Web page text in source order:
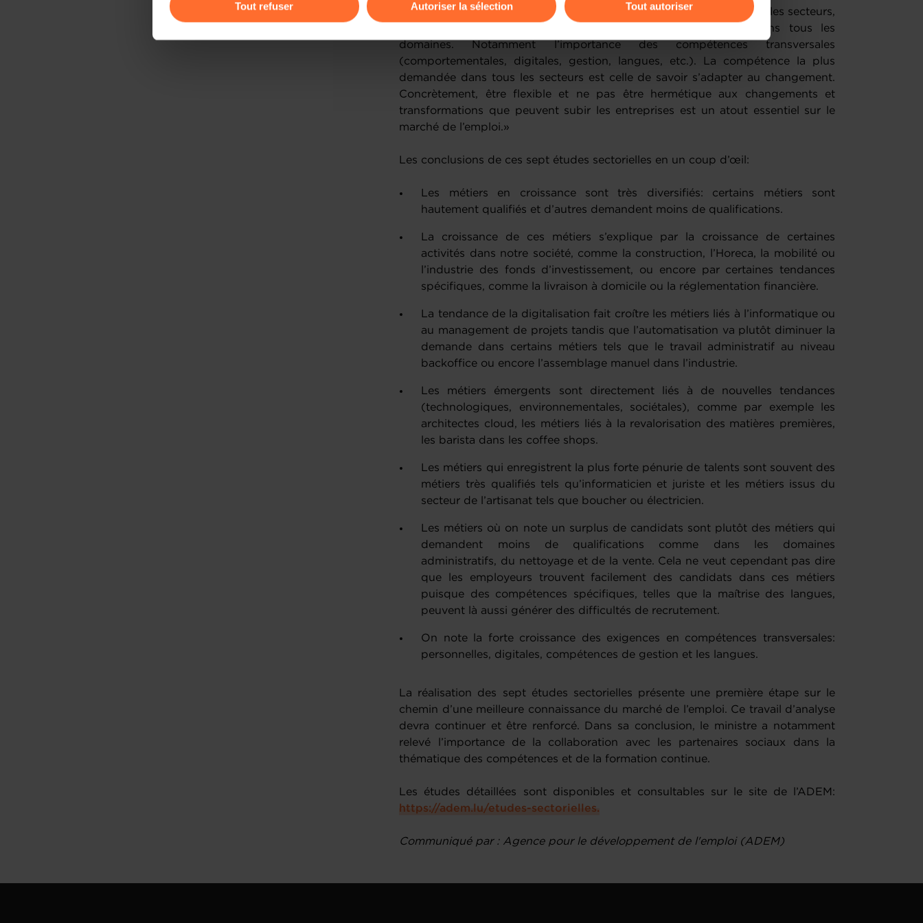
Charte d’usage des cookies et notre Politique de protection des données
Tout refuser Autoriser la sélection Tout autoriser
principaux résultats. «Globalement, une tendance émerge dans tous les secteurs,
celle des exigences en compétences toujours plus élevées dans tous les
domaines. Notamment l’importance des compétences transversales
(comportementales, digitales, gestion, langues, etc.). La compétence la plus
demandée dans tous les secteurs est celle de savoir s’adapter au changement.
Concrètement, être flexible et ne pas être hermétique aux changements et
transformations que peuvent subir les entreprises est un atout essentiel sur le
marché de l’emploi.»
Les conclusions de ces sept études sectorielles en un coup d’œil:
Les métiers en croissance sont très diversifiés: certains métiers sont
hautement qualifiés et d’autres demandent moins de qualifications.
La croissance de ces métiers s’explique par la croissance de certaines
activités dans notre société, comme la construction, l’Horeca, la mobilité ou
l’industrie des fonds d’investissement, ou encore par certaines tendances
spécifiques, comme la livraison à domicile ou la réglementation financière.
La tendance de la digitalisation fait croître les métiers liés à l’informatique ou
au management de projets tandis que l’automatisation va plutôt diminuer la
demande dans certains métiers tels que le travail administratif au niveau
backoffice ou encore l’assemblage manuel dans l’industrie.
Les métiers émergents sont directement liés à de nouvelles tendances
(technologiques, environnementales, sociétales), comme par exemple les
architectes cloud, les métiers liés à la revalorisation des matières premières,
les barista dans les coffee shops.
Les métiers qui enregistrent la plus forte pénurie de talents sont souvent des
métiers très qualifiés tels qu’informaticien et juriste et les métiers issus du
secteur de l’artisanat tels que boucher ou électricien.
Les métiers où on note un surplus de candidats sont plutôt des métiers qui
demandent moins de qualifications comme dans les domaines
administratifs, du nettoyage et de la vente. Cela ne veut cependant pas dire
que les employeurs trouvent facilement des candidats dans ces métiers
puisque des compétences spécifiques, telles que la maîtrise des langues,
peuvent là aussi générer des difficultés de recrutement.
On note la forte croissance des exigences en compétences transversales:
personnelles, digitales, compétences de gestion et les langues.
La réalisation des sept études sectorielles présente une première étape sur le
chemin d’une meilleure connaissance du marché de l’emploi. Ce travail d’analyse
devra continuer et être renforcé. Dans sa conclusion, le ministre a notamment
relevé l’importance de la collaboration avec les partenaires sociaux dans la
thématique des compétences et de la formation continue.
Les études détaillées sont disponibles et consultables sur le site de l’ADEM:
https://adem.lu/etudes-sectorielles.
Communiqué par : Agence pour le développement de l'emploi (ADEM)